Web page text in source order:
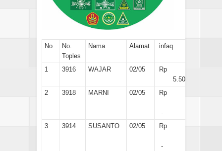
No
No.
Toples
Nama Alamat infaq
1 3916 WAJAR 02/05
Rp
5.500
2
3918 MARNI 02/05 Rp
-
3
3914 SUSANTO 02/05 Rp
-